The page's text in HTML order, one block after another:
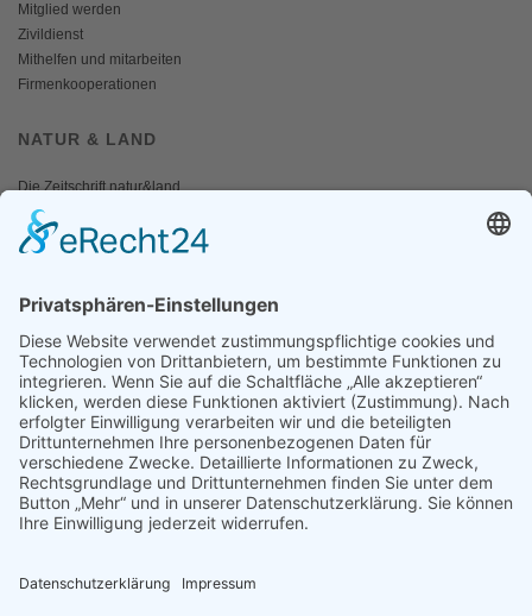
Mitglied werden
Zivildienst
Mithelfen und mitarbeiten
Firmenkooperationen
NATUR & LAND
Die Zeitschrift natur&land
Archiv
Mediadaten
Fotos und Logos
Presseaussendungen
Presse
Presseinformationen abonnieren
ÜBER UNS
Naturschutzbund
Naturschutzjugend